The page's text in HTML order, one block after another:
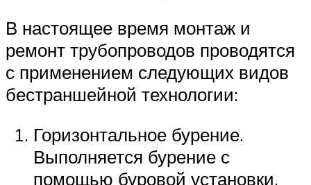
В настоящее время монтаж и
ремонт трубопроводов проводятся
с применением следующих видов
бестраншейной технологии:
Горизонтальное бурение.
Выполняется бурение с
помощью буровой установки.